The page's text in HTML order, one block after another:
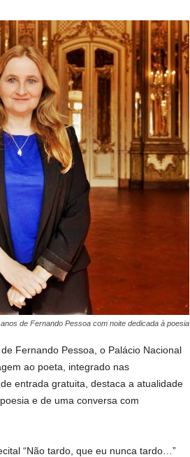
de Fernando Pessoa com noite dedicada à poesia
Fernando Pessoa, o Palácio Nacional
ao poeta, integrado nas
entrada gratuita, destaca a atualidade
e de uma conversa com
“Não tardo, que eu nunca tardo…”